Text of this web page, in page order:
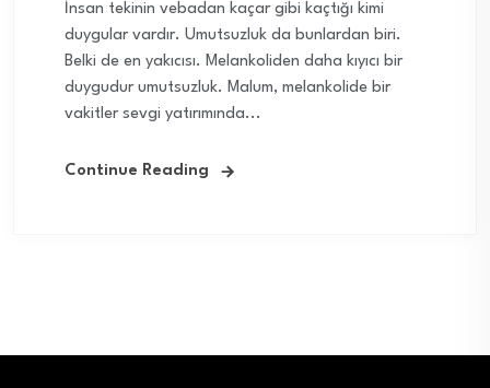
İnsan tekinin vebadan kaçar gibi kaçtığı kimi
duygular vardır. Umutsuzluk da bunlardan biri.
Belki de en yakıcısı. Melankoliden daha kıyıcı bir
duygudur umutsuzluk. Malum, melankolide bir
vakitler sevgi yatırımında...
Continue Reading